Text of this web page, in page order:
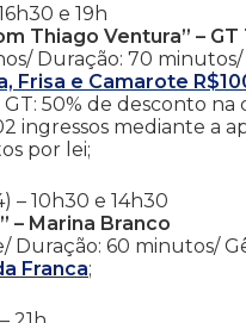
e 19h
Thiago Ventura” –
Duração: 70
Frisa e Camarote
50% de desconto
ingressos mediante a
por lei;
– 10h30 e 14h30
– Marina Branco
Duração: 60 minutos/
Franca;